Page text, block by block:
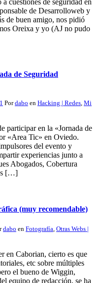
cuestiones de seguridad en
de Desarrolloweb y
de buen amigo, nos pidió
Oreixa y yo (AJ no pudo
de Seguridad
Pordabo en Hacking | Redes Mi
participar en la «Jornada de
«Area Tic» en Oviedo.
del evento y
experiencias junto a
Abogados, Cobertura
[…]
(muy recomendable)
dabo en Fotografía, Otras Webs |
en Caborian, cierto es que
etc sobre múltiples
el bueno de Wiggin,
equipo de redacción, se ha